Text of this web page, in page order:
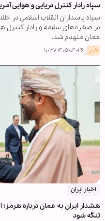
سپاه رادار کنترل دریایی و هوایی
سپاه پاسداران انقلاب اسلامی در
در صخره‌های سلامه و رادار کنترل
عمان منهدم شد.
خبر ۱۴۰۵-۰۴-۲۶ ۱۰:۳۷
اخبار ایران
هشدار ایران به عمان درباره هرمز؛
تنگه شود